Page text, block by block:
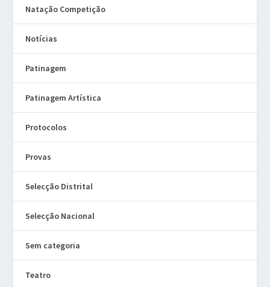
Natação Competição
Notícias
Patinagem
Patinagem Artística
Protocolos
Provas
Selecção Distrital
Selecção Nacional
Sem categoria
Teatro